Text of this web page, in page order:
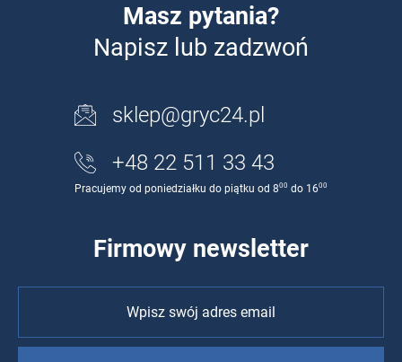
Masz pytania?
Napisz lub zadzwoń
sklep@gryc24.pl
+48 22 511 33 43
Pracujemy od poniedziałku do piątku od 800 do 1600
Firmowy newsletter